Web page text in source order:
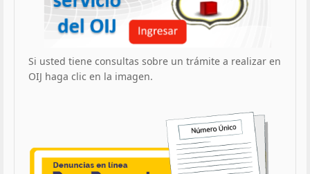
Si usted tiene consultas sobre un trámite a realizar en
OIJ haga clic en la imagen.